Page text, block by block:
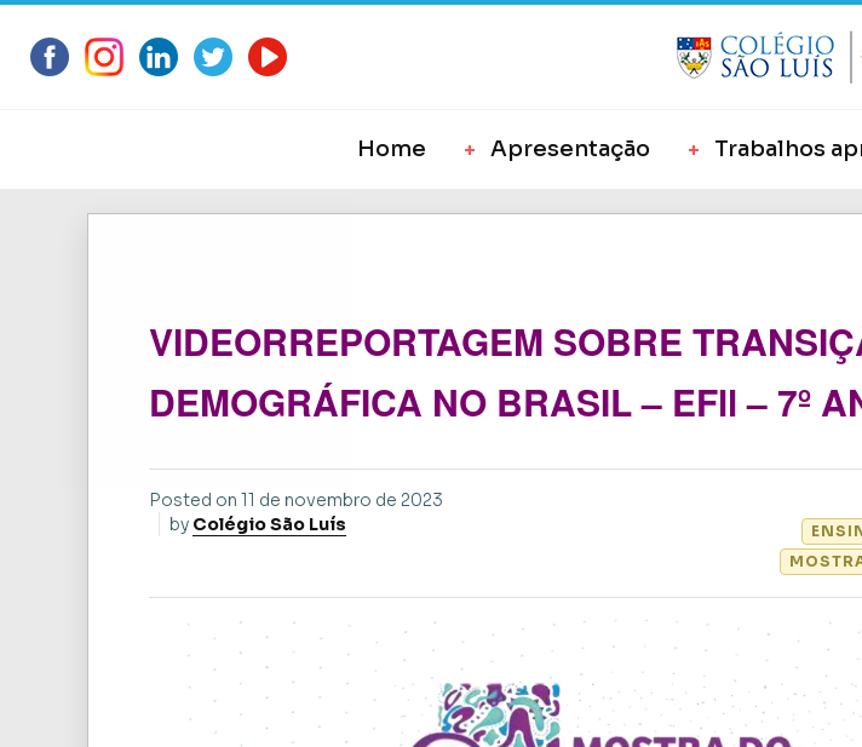
Home Apresentação Trabalhos
VIDEORREPORTAGEM SOBRE
DEMOGRÁFICA NO BRASIL – EFll – 7º
Posted on 11 de novembro de 2023
by Colégio São Luís